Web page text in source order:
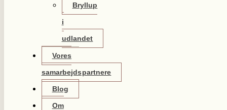
Bryllup
i
udlandet
Vores
samarbejdspartnere
Blog
Om